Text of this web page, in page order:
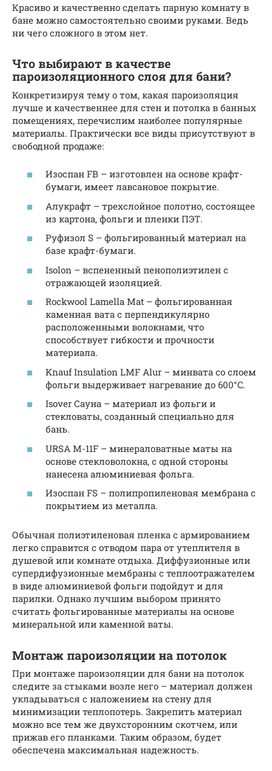
Красиво и качественно сделать парную комнату в
бане можно самостоятельно своими руками. Ведь
ни чего сложного в этом нет.
Что выбирают в качестве
пароизоляционного слоя для бани?
Конкретизируя тему о том, какая пароизоляция
лучше и качественнее для стен и потолка в банных
помещениях, перечислим наиболее популярные
материалы. Практически все виды присутствуют в
свободной продаже:
Изоспан FB – изготовлен на основе крафт-
бумаги, имеет лавсановое покрытие.
Алукрафт – трехслойное полотно, состоящее
из картона, фольги и пленки ПЭТ.
Руфизол S – фольгированный материал на
базе крафт-бумаги.
Isolon – вспененный пенополиэтилен с
отражающей изоляцией.
Rockwool Lamella Mat – фольгированная
каменная вата с перпендикулярно
расположенными волокнами, что
способствует гибкости и прочности
материала.
Knauf Insulation LMF Alur – минвата со слоем
фольги выдерживает нагревание до 600°C.
Isover Сауна – материал из фольги и
стекловаты, созданный специально для
бань.
URSA M-11F – минераловатные маты на
основе стекловолокна, с одной стороны
нанесена алюминиевая фольга.
Изоспан FS – полипропиленовая мембрана с
покрытием из металла.
Обычная полиэтиленовая пленка с армированием
легко справится с отводом пара от утеплителя в
душевой или комнате отдыха. Диффузионные или
супердифузионные мембраны с теплоотражателем
в виде алюминиевой фольги подойдут и для
парилки. Однако лучшим выбором принято
считать фольгированные материалы на основе
минеральной или каменной ваты.
Монтаж пароизоляции на потолок
При монтаже пароизоляции для бани на потолок
следите за стыками возле него – материал должен
укладываться с наложением на стену для
минимизации теплопотерь. Закрепить материал
можно все тем же двухсторонним скотчем, или
прижав его планками. Таким образом, будет
обеспечена максимальная надежность.